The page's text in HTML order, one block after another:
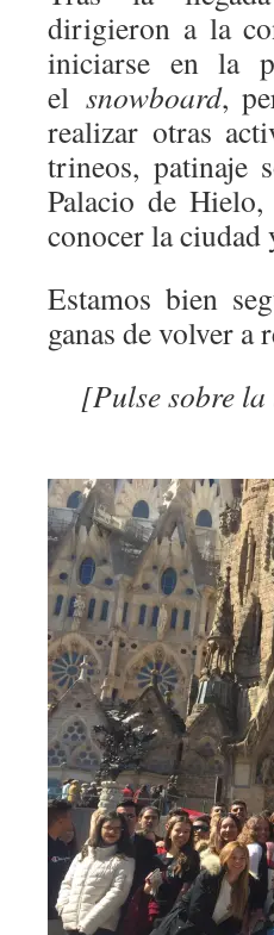
dirigieron a la
iniciarse en la
el snowboard,
realizar otras
trineos, patinaje
Palacio de Hielo,
conocer la
Estamos bien
ganas de volver
[Pulse sobre